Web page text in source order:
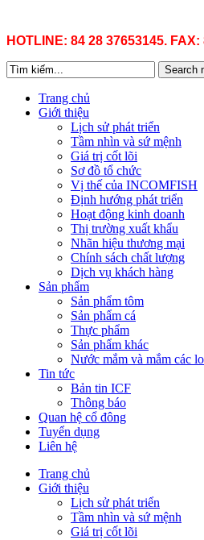
HOTLINE: 84 28 37653145.
Search
Trang chủ
Giới thiệu
Lịch sử phát triển
Tầm nhìn và sứ mệnh
Giá trị cốt lõi
Sơ đồ tổ chức
Vị thế của INCOMFISH
Định hướng phát triển
Hoạt động kinh doanh
Thị trường xuất khẩu
Nhãn hiệu thương mại
Chính sách chất lượng
Dịch vụ khách hàng
Sản phẩm
Sản phẩm tôm
Sản phẩm cá
Thực phẩm
Sản phẩm khác
Nước mắm và mắm các
Tin tức
Bản tin ICF
Thông báo
Quan hệ cổ đông
Tuyển dụng
Liên hệ
Trang chủ
Giới thiệu
Lịch sử phát triển
Tầm nhìn và sứ mệnh
Giá trị cốt lõi